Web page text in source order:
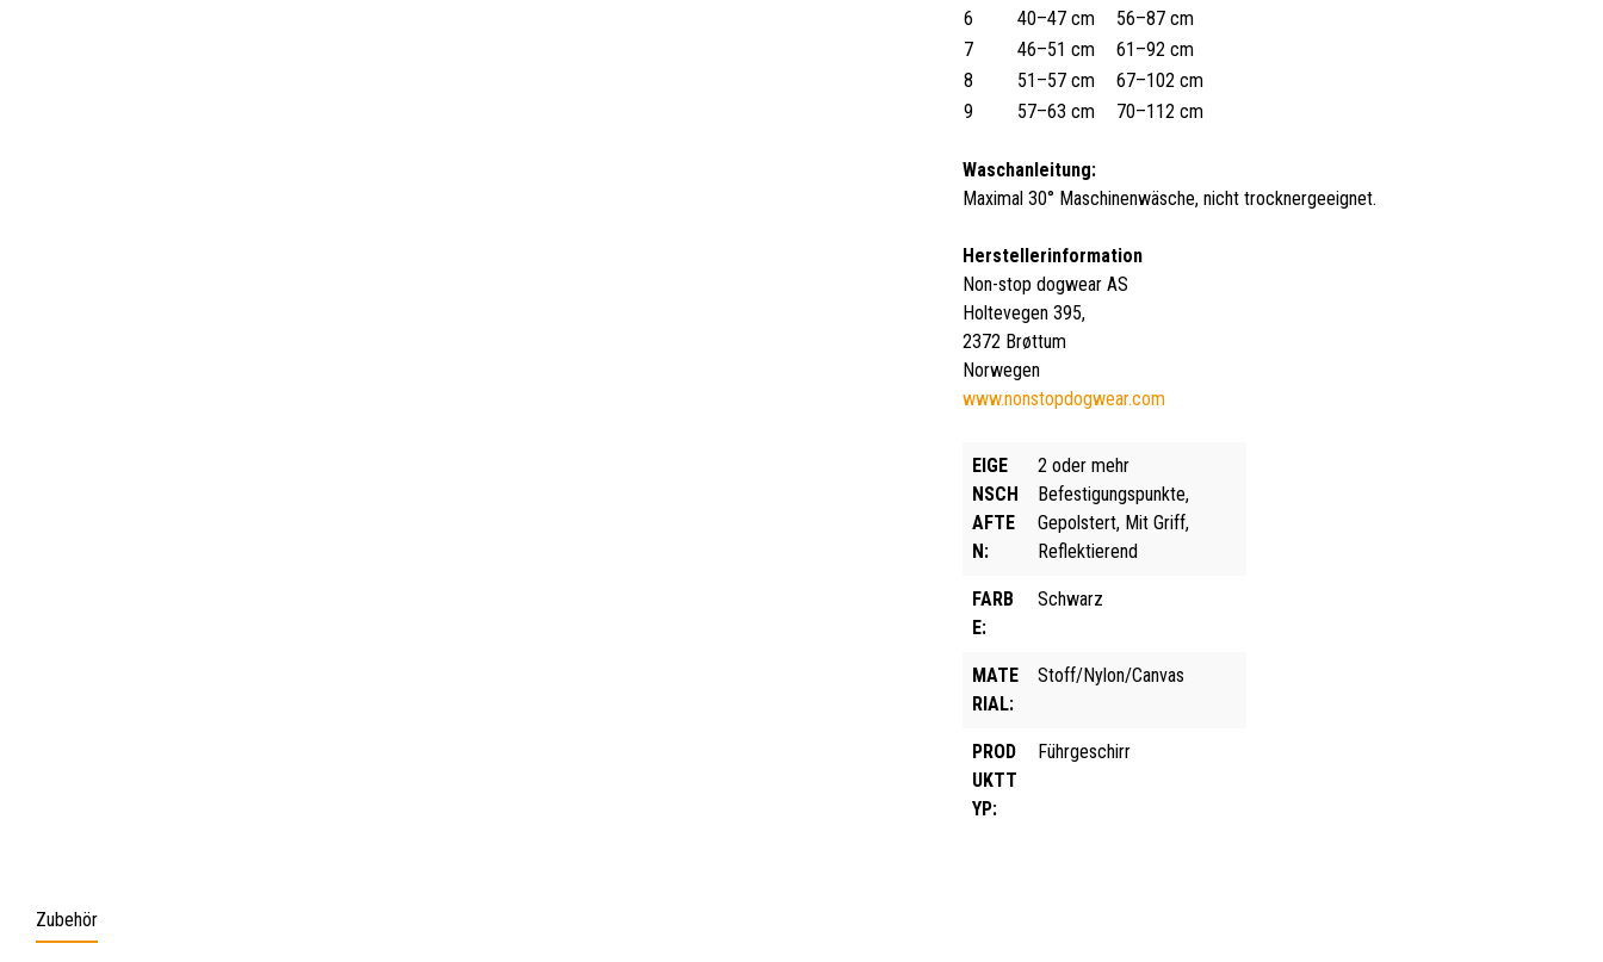
6
40–47 cm
56–87 cm
7
46–51 cm
61–92 cm
8
51–57 cm
67–102 cm
9
57–63 cm 70–112 cm
Waschanleitung:
Maximal 30° Maschinenwäsche, nicht trocknergeeignet.
Herstellerinformation
Non-stop dogwear AS
Holtevegen 395,
2372 Brøttum
Norwegen
www.nonstopdogwear.com
EIGE
NSCH
AFTE
N:
2 oder mehr
Befestigungspunkte,
Gepolstert, Mit Griff,
Reflektierend
FARB
E:
Schwarz
MATE
RIAL:
Stoff/Nylon/Canvas
PROD
UKTT
YP:
Führgeschirr
Zubehör